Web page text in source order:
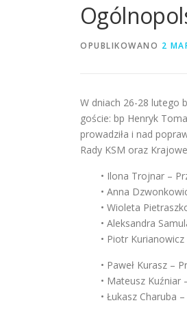
OPUBLIKOWANO 2
W dniach 26-28 lutego
goście: bp Henryk
prowadziła i nad
Rady KSM oraz
• Ilona Trojnar –
• Anna
• Wioleta
• Aleksandra
• Piotr Kurianowicz
• Paweł Kurasz –
• Mateusz Kuźniar
• Łukasz Charuba